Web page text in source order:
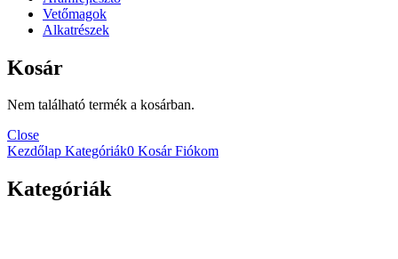
Vetőmagok
Alkatrészek
Kosár
Nem található termék a kosárban.
Close
Kezdőlap Kategóriák0 KosárFiókom
Kategóriák